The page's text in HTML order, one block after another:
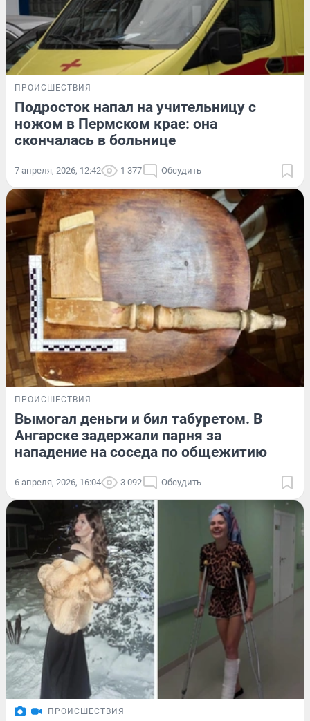
ПРОИСШЕСТВИЯ
Подросток напал на учительницу с
ножом в Пермском крае: она
скончалась в больнице
7 апреля, 2026, 12:42 1 377 Обсудить
ПРОИСШЕСТВИЯ
Вымогал деньги и бил табуретом. В
Ангарске задержали парня за
нападение на соседа по общежитию
6 апреля, 2026, 16:04 3 092 Обсудить
ПРОИСШЕСТВИЯ